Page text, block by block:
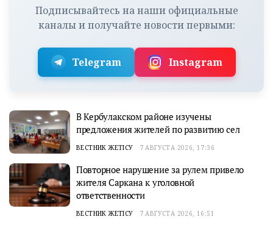
Подписывайтесь на наши официальные
каналы и получайте новости первыми:
Telegram Instagram
В Кербулакском районе изучены
предложения жителей по развитию сел
ВЕСТНИК ЖЕТІСУ 7 АВГУСТА 2026, 17:36
Повторное нарушение за рулем привело
жителя Саркана к уголовной
ответственности
ВЕСТНИК ЖЕТІСУ 7 АВГУСТА 2026, 16:51